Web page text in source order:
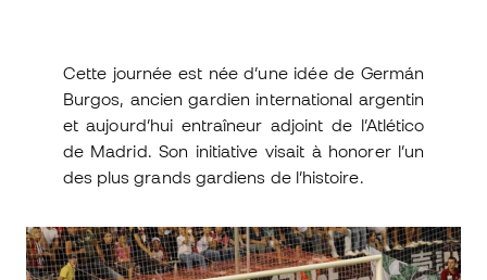
Cette journée est née d’une idée de Germán
Burgos, ancien gardien international argentin
et aujourd’hui entraîneur adjoint de l’Atlético
de Madrid. Son initiative visait à honorer l’un
des plus grands gardiens de l’histoire.